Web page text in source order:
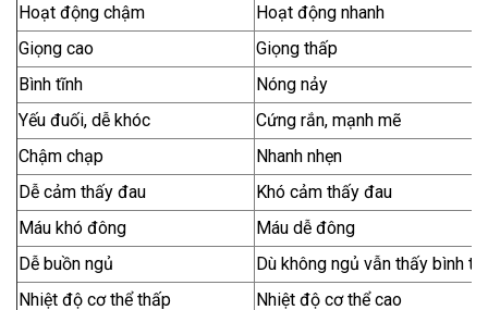
Hoạt động chậm
Hoạt động nhanh
Giọng cao
Giọng thấp
Bình tĩnh
Nóng nảy
Yếu đuối, dễ khóc
Cứng rắn, mạnh mẽ
Chậm chạp
Nhanh nhẹn
Dễ cảm thấy đau
Khó cảm thấy đau
Máu khó đông
Máu dễ đông
Dễ buồn ngủ
Dù không ngủ vẫn thấy bình
Nhiệt độ cơ thể thấp
Nhiệt độ cơ thể cao